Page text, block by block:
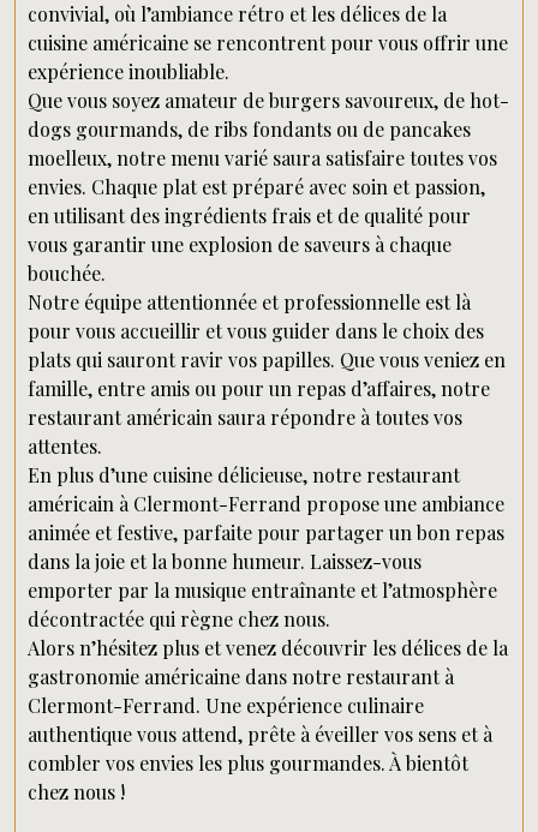
convivial, où l’ambiance rétro et les délices de la
cuisine américaine se rencontrent pour vous offrir une
expérience inoubliable.
Que vous soyez amateur de burgers savoureux, de hot-
dogs gourmands, de ribs fondants ou de pancakes
moelleux, notre menu varié saura satisfaire toutes vos
envies. Chaque plat est préparé avec soin et passion,
en utilisant des ingrédients frais et de qualité pour
vous garantir une explosion de saveurs à chaque
bouchée.
Notre équipe attentionnée et professionnelle est là
pour vous accueillir et vous guider dans le choix des
plats qui sauront ravir vos papilles. Que vous veniez en
famille, entre amis ou pour un repas d’affaires, notre
restaurant américain saura répondre à toutes vos
attentes.
En plus d’une cuisine délicieuse, notre restaurant
américain à Clermont-Ferrand propose une ambiance
animée et festive, parfaite pour partager un bon repas
dans la joie et la bonne humeur. Laissez-vous
emporter par la musique entraînante et l’atmosphère
décontractée qui règne chez nous.
Alors n’hésitez plus et venez découvrir les délices de la
gastronomie américaine dans notre restaurant à
Clermont-Ferrand. Une expérience culinaire
authentique vous attend, prête à éveiller vos sens et à
combler vos envies les plus gourmandes. À bientôt
chez nous !